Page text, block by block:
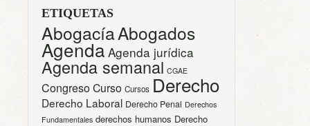
ETIQUETAS
AbogacíaAbogados
Agenda Agenda jurídica
Agenda semanal CGAE
CongresoCurso Cursos Derecho
Derecho Laboral Derecho Penal Derechos
Fundamentales derechos humanos Derecho